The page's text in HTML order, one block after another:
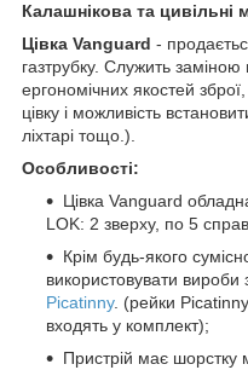
Калашнікова та
Цівка Vanguard -
газтрубку. Служить
ергономічних якостей
цівку і можливість
ліхтарі тощо.).
Особливості:
Цівка Vanguard
LOK: 2 зверху, по 5
Крім будь-якого
використовувати вироби
Picatinny. (рейки
входять у комплект);
Пристрій має шорстку